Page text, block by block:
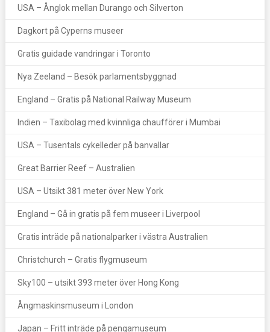
USA – Ånglok mellan Durango och Silverton
Dagkort på Cyperns museer
Gratis guidade vandringar i Toronto
Nya Zeeland – Besök parlamentsbyggnad
England – Gratis på National Railway Museum
Indien – Taxibolag med kvinnliga chaufförer i Mumbai
USA – Tusentals cykelleder på banvallar
Great Barrier Reef – Australien
USA – Utsikt 381 meter över New York
England – Gå in gratis på fem museer i Liverpool
Gratis inträde på nationalparker i västra Australien
Christchurch – Gratis flygmuseum
Sky100 – utsikt 393 meter över Hong Kong
Ångmaskinsmuseum i London
Japan – Fritt inträde på pengamuseum